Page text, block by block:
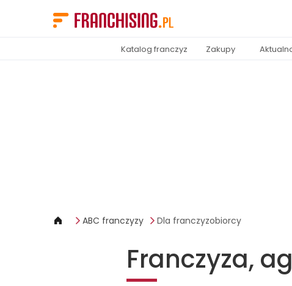
Katalog franczyz Zakupy
ABC franczyzy Dla franczyzobiorcy
Franczyza,